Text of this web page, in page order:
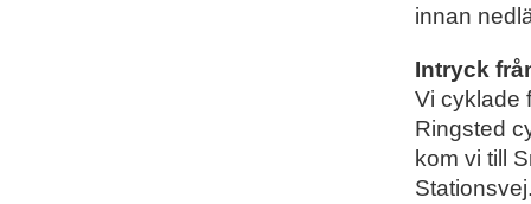
innan
Intryck
Vi cyklade
Ringsted
kom vi till